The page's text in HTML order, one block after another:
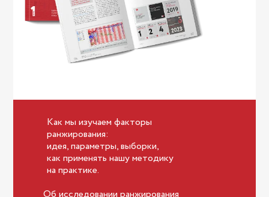
Как мы изучаем факторы
ранжирования:
идея, параметры, выборки,
как применять нашу методику
на практике.
Об исследовании ранжирования